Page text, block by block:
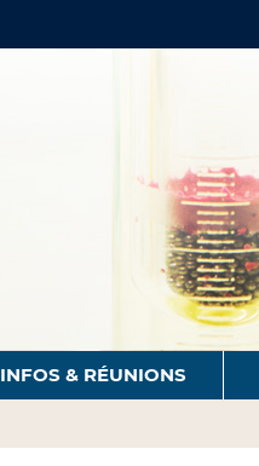
INFOS & RÉUNIONS